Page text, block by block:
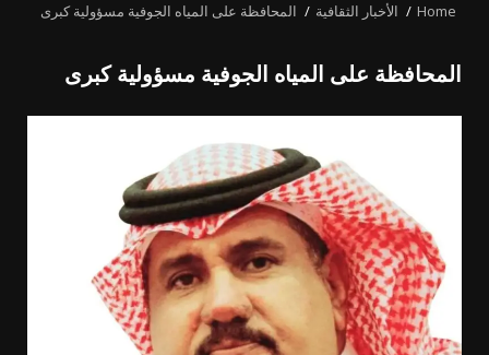
Home الأخبار الثقافية المحافظة على المياه الجوفية مسؤولية كبرى
المحافظة على المياه الجوفية مسؤولية كبرى